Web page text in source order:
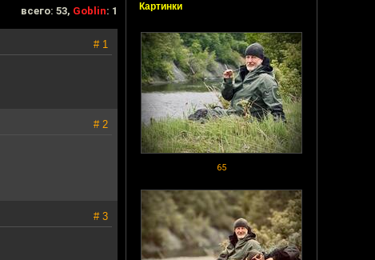
Картинки
65
всего: 53, Goblin: 1
# 1
# 2
# 3